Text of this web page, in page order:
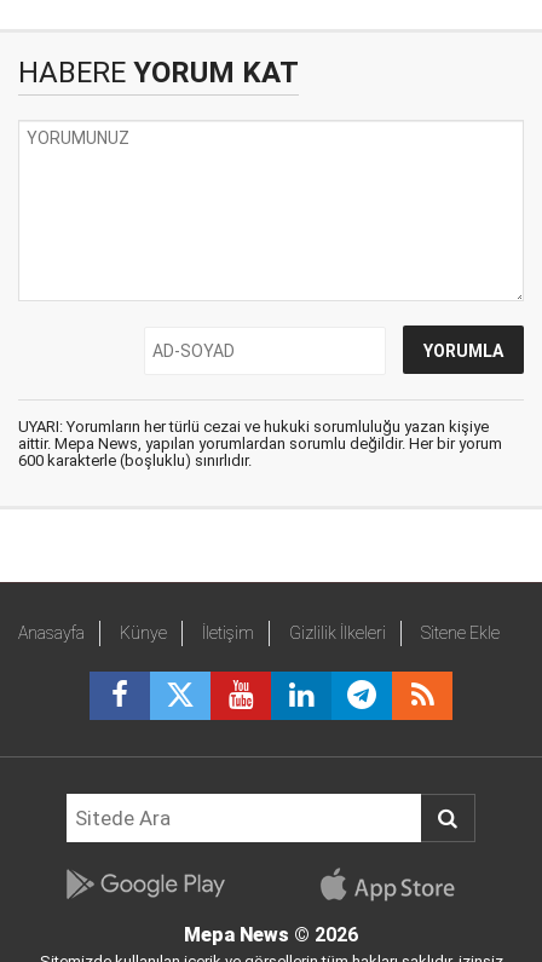
HABERE YORUM KAT
UYARI: Yorumların her türlü cezai ve hukuki sorumluluğu yazan kişiye
aittir. Mepa News, yapılan yorumlardan sorumlu değildir. Her bir yorum
600 karakterle (boşluklu) sınırlıdır.
Anasayfa Künye İletişim Gizlilik İlkeleri Sitene Ekle
Mepa News © 2026